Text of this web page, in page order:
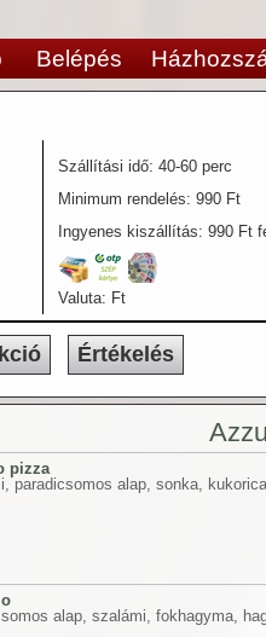
Belépés
Szállítási idő:40-60 perc
Minimum rendelés:990 Ft
Ingyenes kiszállítás:990 Ft
Valuta: Ft
Értékelés
pizza
paradicsomos alap, sonka,
alap, szalámi, fokhagyma,